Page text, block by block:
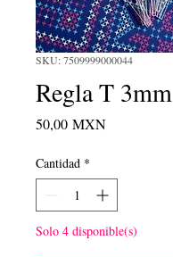
SKU: 7509999000044
Regla T 3mm
50,00 MXNPrecio
Cantidad *
Solo 4 disponible(s)